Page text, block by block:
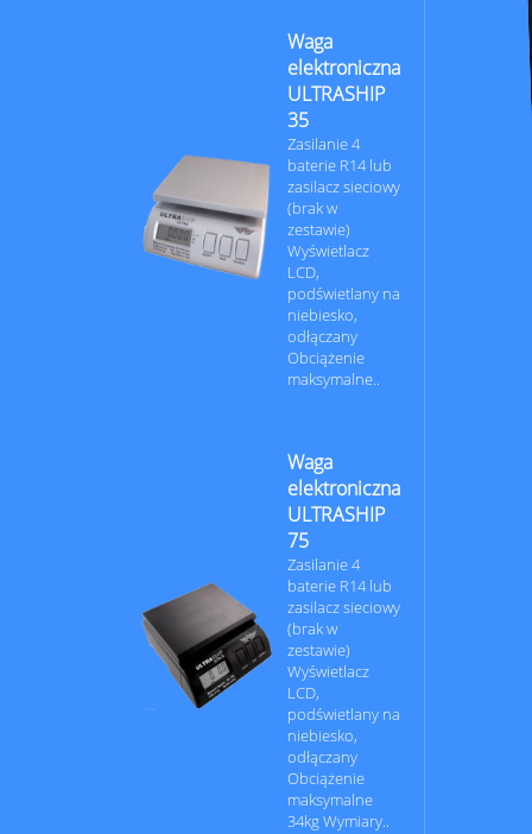
Waga
elektroniczna
ULTRASHIP
35
Zasilanie 4
baterie R14 lub
zasilacz sieciowy
(brak w
zestawie)
Wyświetlacz
LCD,
podświetlany na
niebiesko,
odłączany
Obciążenie
maksymalne..
Waga
elektroniczna
ULTRASHIP
75
Zasilanie 4
baterie R14 lub
zasilacz sieciowy
(brak w
zestawie)
Wyświetlacz
LCD,
podświetlany na
niebiesko,
odłączany
Obciążenie
maksymalne
34kg Wymiary..